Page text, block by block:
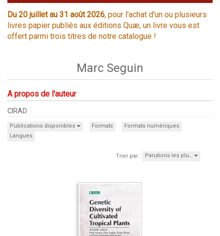
Du 20 juillet au 31 août 2026, pour l'achat d'un ou plusieurs
livres papier publiés aux éditions Quæ, un livre vous est
offert parmi trois titres de notre catalogue !
Marc Seguin
A propos de l'auteur
CIRAD
Publications disponibles Formats
Formats numériques
Langues
Trier par : Parutions les plu…